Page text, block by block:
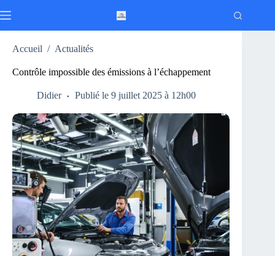
au
Accueil / Actualités
Contrôle impossible des émissions à l’échappement
Didier Publié le 9 juillet 2025 à 12h00